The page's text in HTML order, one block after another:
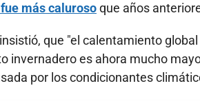
más calurosoque años
que "el calentamiento
invernadero es ahora mucho
por los condicionantes